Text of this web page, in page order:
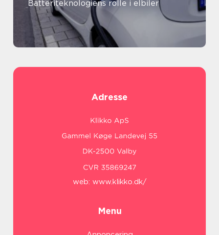
Batteriteknologiens rolle i elbiler
Adresse
web: www.klikko.dk/
Menu